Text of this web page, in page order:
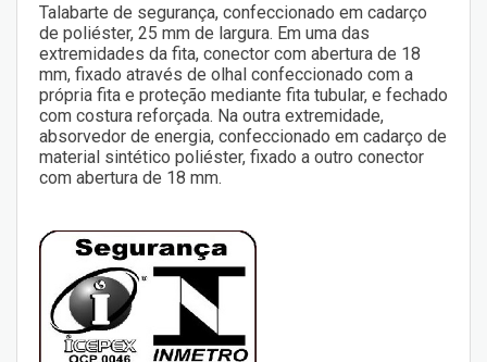
Talabarte de segurança, confeccionado em cadarço
de poliéster, 25 mm de largura. Em uma das
extremidades da fita, conector com abertura de 18
mm, fixado através de olhal confeccionado com a
própria fita e proteção mediante fita tubular, e fechado
com costura reforçada. Na outra extremidade,
absorvedor de energia, confeccionado em cadarço de
material sintético poliéster, fixado a outro conector
com abertura de 18 mm.